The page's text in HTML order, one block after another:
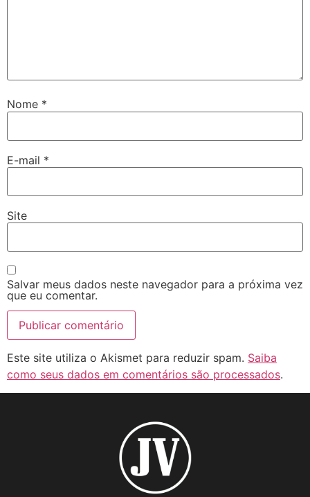
Nome *
E-mail *
Site
Salvar meus dados neste navegador para a próxima vez
que eu comentar.
Este site utiliza o Akismet para reduzir spam. Saiba
como seus dados em comentários são processados.